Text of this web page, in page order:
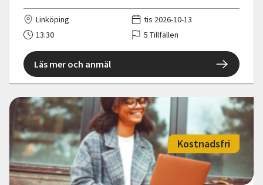
Linköping
tis 2026-10-13
13:30
5 Tillfällen
Läs mer och anmäl
Kostnadsfri